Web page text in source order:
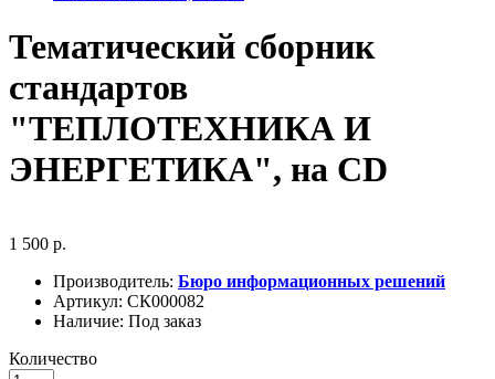
Тематический сборник
стандартов
"ТЕПЛОТЕХНИКА И
ЭНЕРГЕТИКА", на CD
1 500 р.
Производитель: Бюро информационных решений
Артикул: СК000082
Наличие: Под заказ
Количество